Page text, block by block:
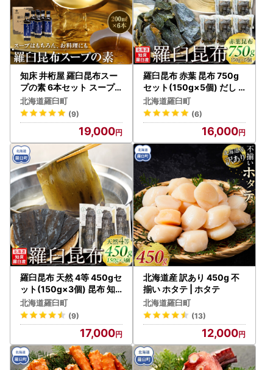
知床 井桁屋 羅臼昆布スー
プの素 6本セット スープ
国産 北海道
北海道羅臼町
(9)
19,000
羅臼昆布 赤葉 昆布 750g
セット(150g×5個) だし
和食 知床 北海道
北海道羅臼町
(6)
16,000
羅臼昆布 天然 4等 450gセ
ット(150g×3個) 昆布 知
床 だし 和食 北海道 国産
北海道羅臼町
(9)
17,000
北海道産 訳あり 450g 不
揃い ホタテ | ホタテ
北海道羅臼町
(13)
12,000